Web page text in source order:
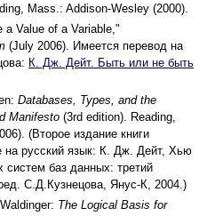
Mass.: Addison-Wesley (2000).
Value of a Variable,"
(July 2006). Имеется перевод на
К. Дж. Дейт. Быть или не быть
Databases, Types, and the
Manifesto (3rd edition). Reading,
(Второе издание книги
на русский язык: К. Дж. Дейт, Хью
баз данных: третий
С.Д.Кузнецова, Янус-К, 2004.)
The Logical Basis for